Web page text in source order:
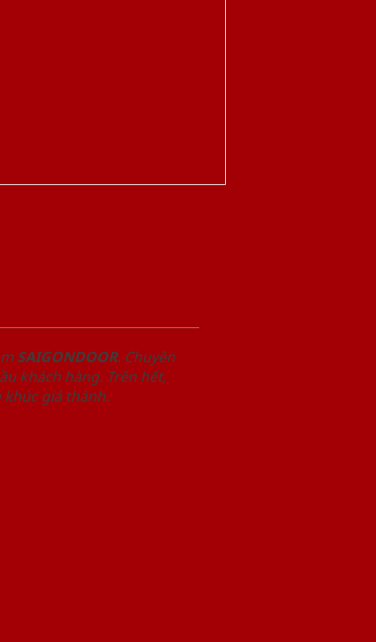
SAIGONDOOR. Chuyên
khách hàng. Trên hết,
khúc giá thành.